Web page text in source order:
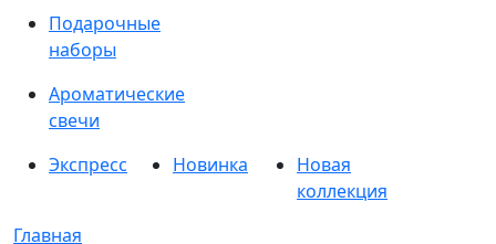
Подарочные
наборы
Ароматические
свечи
Экспресс
Новинка
Новая
коллекция
Главная